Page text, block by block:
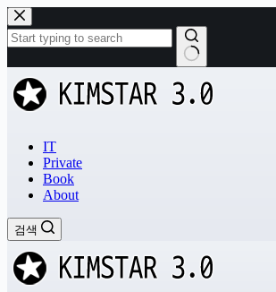
본
문
으
로
건
너
과
없
IT
Private
Book
About
검색